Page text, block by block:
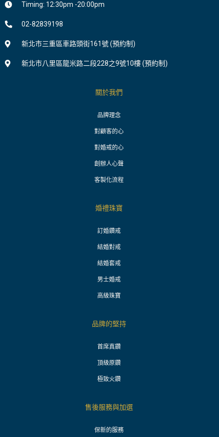
Timing: 12:30pm -20:00pm
02-82839198
新北市三重區車路頭街161號 (預約制)
新北市八里區龍米路二段228之9號10樓 (預約制)
關於我們
品牌理念
對顧客的心
對婚戒的心
創辦人心聲
客製化流程
婚禮珠寶
訂婚鑽戒
結婚對戒
結婚套戒
男士婚戒
高級珠寶
品牌的堅持
首席真鑽
頂級原鑽
極致火鑽
售後服務與加選
保新的服務